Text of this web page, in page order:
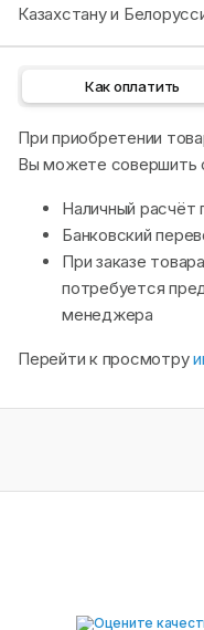
Казахстану и
Как оплатить
При приобретении
Вы можете совершить
Наличный расчёт
Банковский
При заказе
потребуется
менеджера
Перейти к просмотру